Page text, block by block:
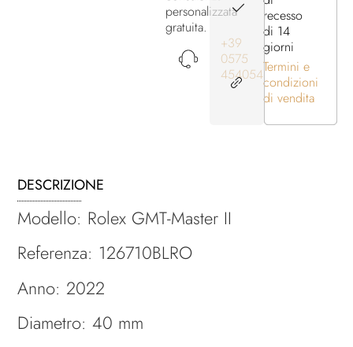
personalizzata
gratuita.
+39
0575
454054
recesso
di 14
giorni
Termini e
condizioni
di vendita
DESCRIZIONE
Modello: Rolex GMT-Master II
Referenza: 126710BLRO
Anno: 2022
Diametro: 40 mm